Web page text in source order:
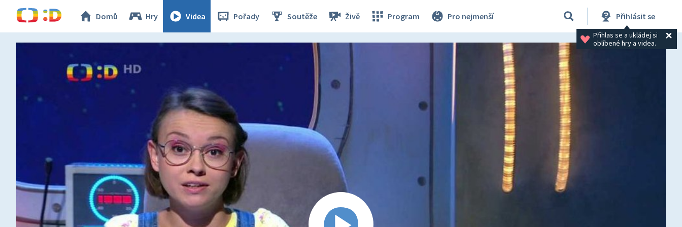
Domů Hry Videa Pořady Soutěže Živě Program Pro nejmenší Přihlásit se
Přihlas se a ukládej si
oblíbené hry a videa.